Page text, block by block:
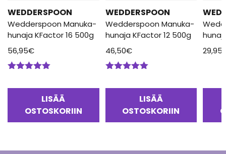
WEDDERSPOON
Wedderspoon Manuka-
hunaja KFactor 16 500g
56,95€
LISÄÄ
OSTOSKORIIN
WEDDERSPOON
Wedderspoon Manuka-
hunaja KFactor 12 500g
46,50€
LISÄÄ
OSTOSKORIIN
29,95